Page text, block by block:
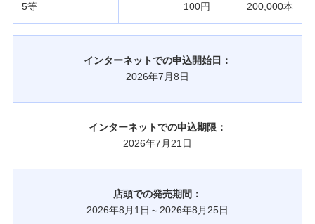
5等 100円 200,000本
インターネットでの申込開始日：
2026年7月8日
インターネットでの申込期限：
2026年7月21日
店頭での発売期間：
2026年8月1日～2026年8月25日